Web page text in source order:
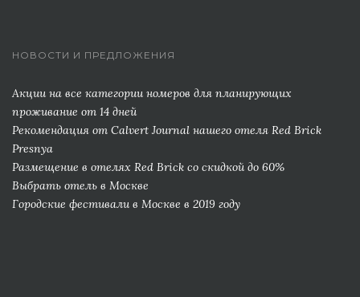
НОВОСТИ И ПРЕДЛОЖЕНИЯ
Акции на все категории номеров для планирующих
проживание от 14 дней
Рекомендация от Сalvert Journal нашего отеля Red Brick
Presnya
Размещение в отелях Red Brick со скидкой до 60%
Выбрать отель в Москве
Городские фестивали в Москве в 2019 году